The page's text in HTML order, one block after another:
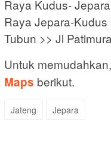
Raya Kudus-
Raya Jepara-Kudus
Tubun >> Jl Patimura
Untuk
Maps berikut.
Jateng Jepara